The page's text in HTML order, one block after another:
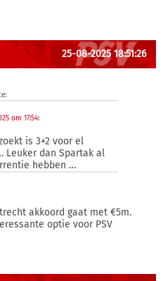
25-08-2025 18:51:26
om 17:54:
is 3+2 voor el
Leuker dan Spartak al
hebben …
akkoord gaat met €5m.
optie voor PSV